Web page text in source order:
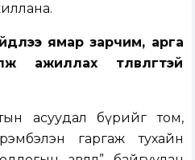
ямар зарчим, арга
ажиллах төлөвлөгөөтэй
асуудал бүрийг том,
гаргаж тухайн